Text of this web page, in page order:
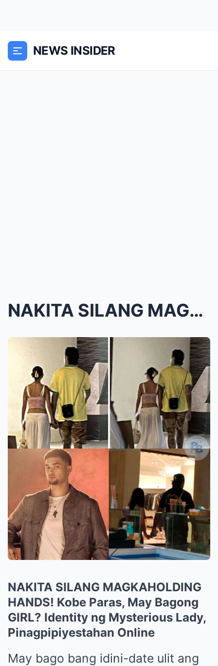
NEWS INSIDER
NAKITA SILANG MAGKAHOLDING HANDS! Kobe Paras, May ...
NAKITA SILANG MAGKAHOLDING
HANDS! Kobe Paras, May Bagong
GIRL? Identity ng Mysterious Lady,
Pinagpipiyestahan Online
May bago bang idini-date ulit ang